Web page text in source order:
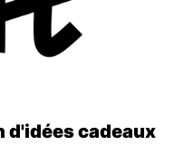
d'idées cadeaux